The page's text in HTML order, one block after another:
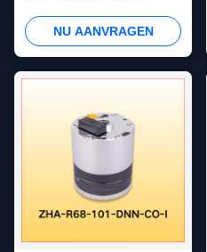
voor Robotics.
NU AANVRAGEN